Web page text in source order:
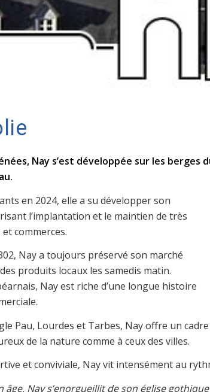
Nay s’est développée sur les berges
en 2024, elle a su développer son
l’implantation et le maintien de très
commerces.
Nay a toujours préservé son marché
produits locaux les samedis matin.
Nay est riche d’une longue histoire
Pau, Lourdes et Tarbes, Nay offre un cadre
de la nature comme à ceux des villes.
et conviviale, Nay vit intensément au
âge, Nay s’enorgueillit de son église